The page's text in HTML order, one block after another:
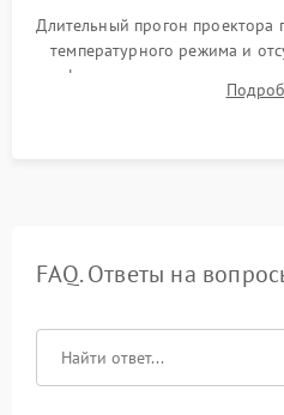
Длительный прогон проектора
температурного режима и
фокуса, контрастности и
таблицах. Проверка работы
FAQ. Ответы на